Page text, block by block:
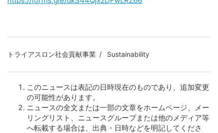
トライアスロン社会貢献事業 Sustainability
このニュースは表記の日時現在のものであり、追加変更
の可能性があります。
ニュースの全文または一部の文章をホームページ、メー
リングリスト、ニュースグループまたは他のメディア等
へ転載する場合は、出典・日時などを明記してくださ